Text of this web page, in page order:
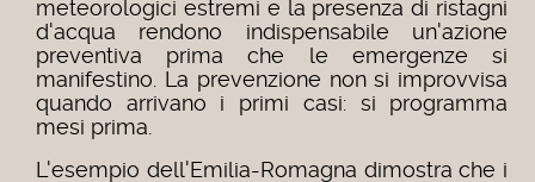
meteorologici estremi e la presenza di ristagni
d'acqua rendono indispensabile un'azione
preventiva prima che le emergenze si
manifestino. La prevenzione non si improvvisa
quando arrivano i primi casi: si programma
mesi prima.
L'esempio dell'Emilia-Romagna dimostra che i